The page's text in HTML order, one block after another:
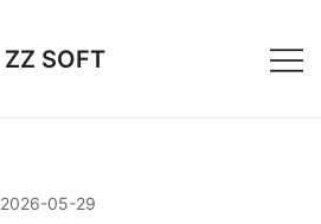
ZZ SOFT
2026-05-29